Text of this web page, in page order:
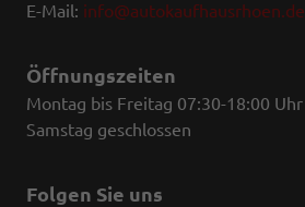
E-Mail: info@autokaufhausrhoen.de
Öffnungszeiten
Montag bis Freitag 07:30-18:00 Uhr
Samstag geschlossen
Folgen Sie uns